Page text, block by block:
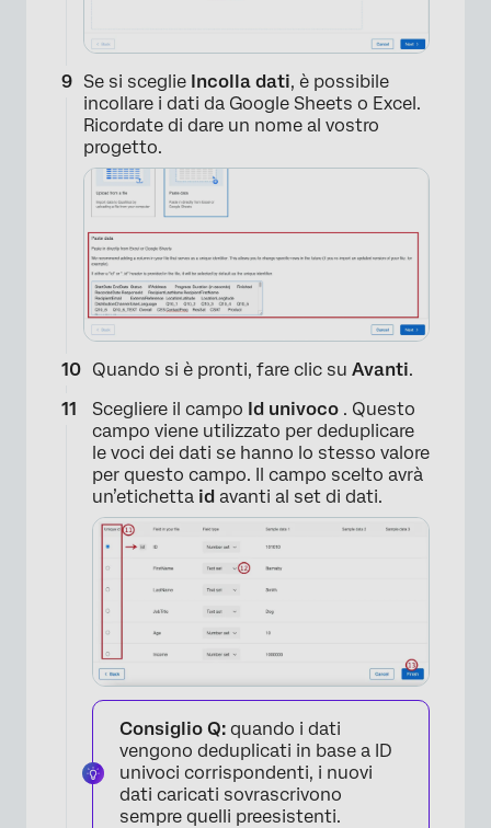
×
×
Se si sceglie Incolla dati, è possibile
incollare i dati da Google Sheets o Excel.
Ricordate di dare un nome al vostro
progetto.
Quando si è pronti, fare clic su Avanti.
Scegliere il campo Id univoco . Questo
campo viene utilizzato per deduplicare
le voci dei dati se hanno lo stesso valore
per questo campo. Il campo scelto avrà
un’etichetta id avanti al set di dati.
Consiglio Q: quando i dati
vengono deduplicati in base a ID
univoci corrispondenti, i nuovi
dati caricati sovrascrivono
sempre quelli preesistenti.